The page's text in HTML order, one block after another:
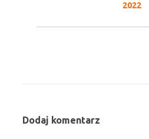
2022
Dodaj komentarz